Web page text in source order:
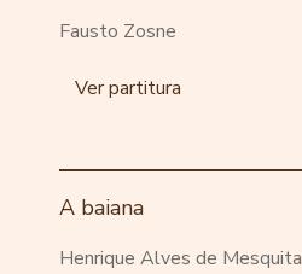
Fausto Zosne
Ver partitura
A baiana
Henrique Alves de Mesquita